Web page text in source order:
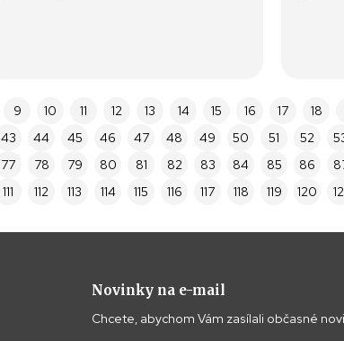
9 10 11 12 13 14 15 16 17 18
43 44 45 46 47 48 49 50 51 52
77 78 79 80 81 82 83 84 85 86
111 112 113 114 115 116 117 118 119 120
Novinky na e-mail
Chcete, abychom Vám zasílali občasné